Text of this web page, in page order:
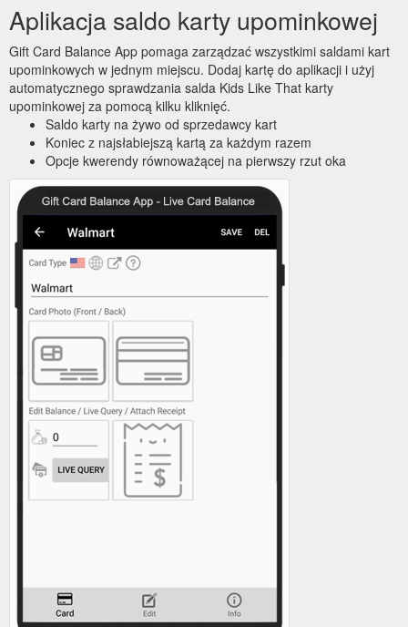
Aplikacja saldo karty upominkowej
Gift Card Balance App pomaga zarządzać wszystkimi saldami kart
upominkowych w jednym miejscu. Dodaj kartę do aplikacji i użyj
automatycznego sprawdzania salda Kids Like That karty
upominkowej za pomocą kilku kliknięć.
Saldo karty na żywo od sprzedawcy kart
Koniec z najsłabiejszą kartą za każdym razem
Opcje kwerendy równoważącej na pierwszy rzut oka